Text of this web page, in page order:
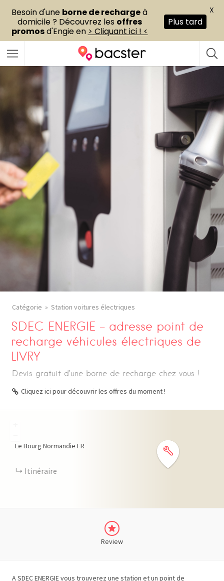
Catégorie Station voitures électriques
SDEC ENERGIE – adresse point de
recharge véhicules électriques de
LIVRY
Devis gratuit d’une borne de recharge chez vous !
Cliquez ici pour découvrir les offres du moment !
Le Bourg Normandie FR
Itinéraire
Review
A SDEC ENERGIE vous trouverez une station et un point de
Besoin d'une borne de rechargeà
domicile ? Découvrez les offres
promosd'Engie en > Cliquant ici ! <
Plus tard
X